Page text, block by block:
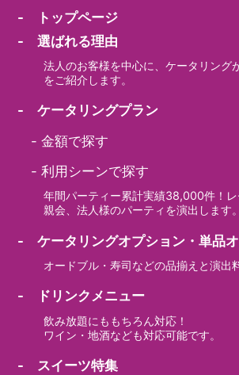
- トップページ
- 選ばれる理由
法人のお客様を中心に、ケータリング
をご紹介します。
- ケータリングプラン
-金額で探す
-利用シーンで探す
年間パーティー累計実績38,000件！
親会、法人様のパーティを演出します。
- ケータリングオプション・単品
オードブル・寿司などの品揃えと演出
- ドリンクメニュー
飲み放題にももちろん対応！
ワイン・地酒なども対応可能です。
- スイーツ特集